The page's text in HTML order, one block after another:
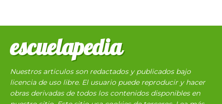
escuelapedia
Nuestros articulos son redactados y publicados bajo
licencia de uso libre. El usuario puede reproducir y hacer
obras derivadas de todos los contenidos disponibles en